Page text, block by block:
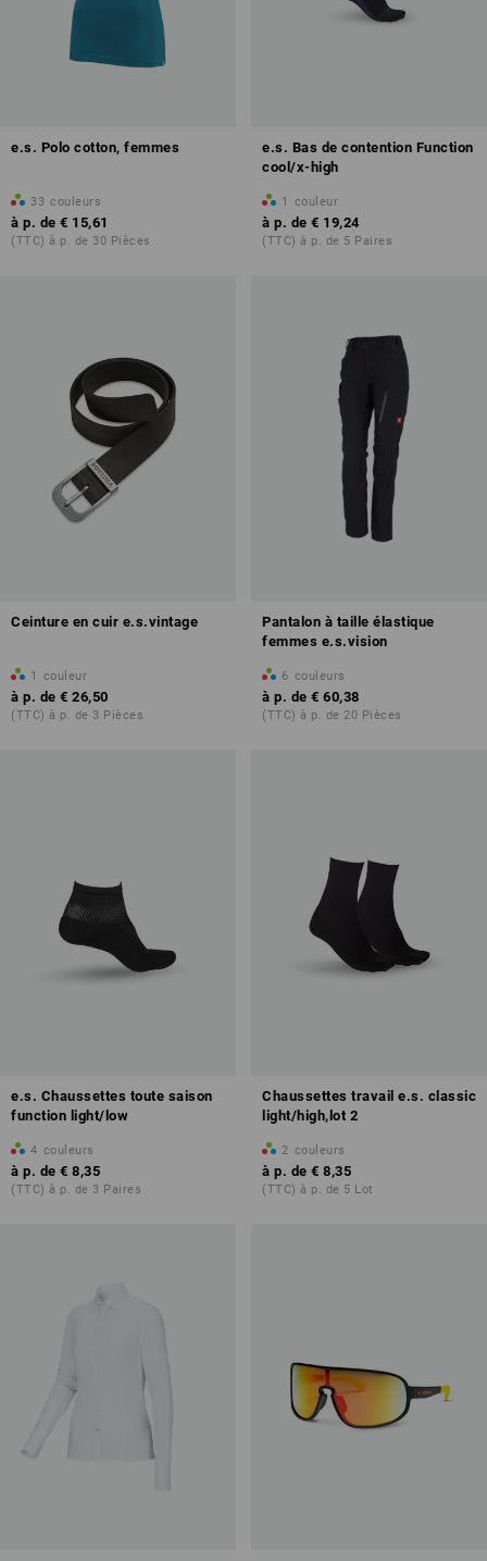
e.s. Polo cotton, femmes
33 couleurs
à p. de € 15,61
(TTC) à p. de 30 Pièces
e.s. Bas de contention Function
cool/x-high
1 couleur
à p. de € 19,24
(TTC) à p. de 5 Paires
Ceinture en cuir e.s.vintage
1 couleur
à p. de € 26,50
(TTC) à p. de 3 Pièces
Pantalon à taille élastique
femmes e.s.vision
6 couleurs
à p. de € 60,38
(TTC) à p. de 20 Pièces
e.s. Chaussettes toute saison
function light/low
4 couleurs
à p. de € 8,35
(TTC) à p. de 3 Paires
Chaussettes travail e.s. classic
light/high,lot 2
2 couleurs
à p. de € 8,35
(TTC) à p. de 5 Lot